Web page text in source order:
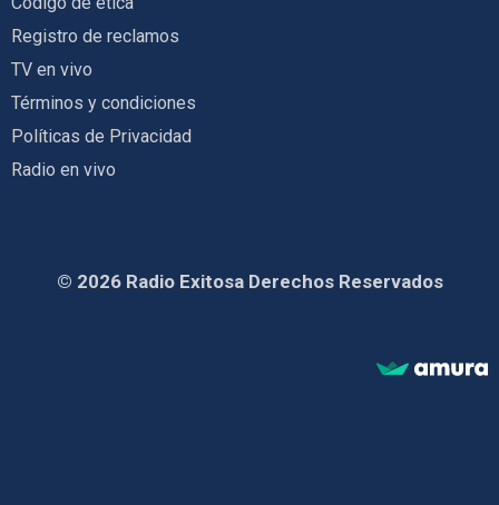
Registro de reclamos
TV en vivo
Términos y condiciones
Políticas de Privacidad
Radio en vivo
© 2026 Radio Exitosa Derechos Reservados